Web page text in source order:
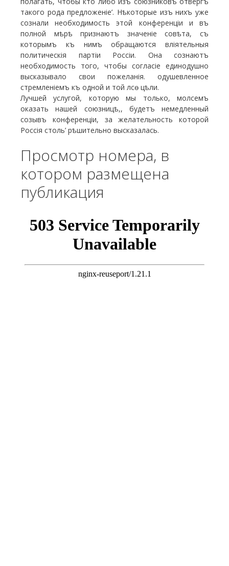
такого рода предложеніе’. Нѣкоторые изъ нихъ уже
сознали необходимость этой конференціи и въ
полной мѣрѣ признаютъ значеніе совѣта, съ
которымъ къ нимъ обращаются вліятельныя
политическія партіи Россіи. Она сознаютъ
необходимость того, чтобы согласіе единодушно
высказывало свои пожеланія. одушевленное
стремленіемъ къ одной и той лсѳ цѣли.
Лучшей услугой, которую мы только, молсемъ
оказать нашей союзницѣ,, будетъ немедленный
созывъ конференціи, за желательность которой
Россія столь’ рѣшительно высказалась.
Просмотр номера, в
котором размещена
публикация